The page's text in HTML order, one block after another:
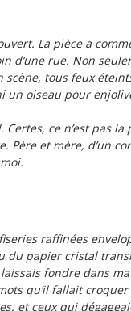
La pièce a
d’une rue. Non
scène, tous feux
un oiseau pour
Certes, ce n’est pas
Père et mère, d’un
raffinées
du papier cristal
fondre dans
qu’il fallait
et ceux qui